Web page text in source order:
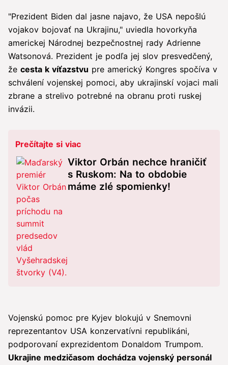
"Prezident Biden dal jasne najavo, že USA nepošlú
vojakov bojovať na Ukrajinu," uviedla hovorkyňa
americkej Národnej bezpečnostnej rady Adrienne
Watsonová. Prezident je podľa jej slov presvedčený,
že cesta k víťazstvu pre americký Kongres spočíva v
schválení vojenskej pomoci, aby ukrajinskí vojaci mali
zbrane a strelivo potrebné na obranu proti ruskej
invázii.
Prečítajte si viac
Viktor Orbán nechce hraničiť
s Ruskom: Na to obdobie
máme zlé spomienky!
Vojenskú pomoc pre Kyjev blokujú v Snemovni
reprezentantov USA konzervatívni republikáni,
podporovaní exprezidentom Donaldom Trumpom.
Ukrajine medzičasom dochádza vojenský personál